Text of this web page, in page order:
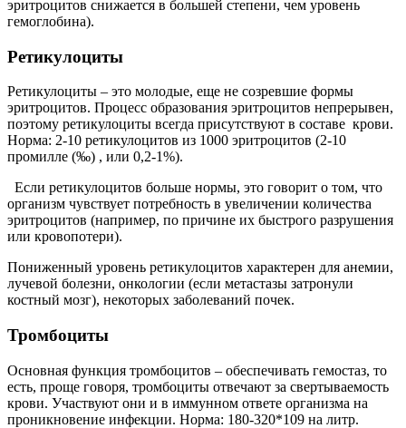
эритроцитов снижается в большей степени, чем уровень
гемоглобина).
Ретикулоциты
Ретикулоциты – это молодые, еще не созревшие формы
эритроцитов. Процесс образования эритроцитов непрерывен,
поэтому ретикулоциты всегда присутствуют в составе крови.
Норма: 2-10 ретикулоцитов из 1000 эритроцитов (2-10
промилле (‰) , или 0,2-1%).
Если ретикулоцитов больше нормы, это говорит о том, что
организм чувствует потребность в увеличении количества
эритроцитов (например, по причине их быстрого разрушения
или кровопотери).
Пониженный уровень ретикулоцитов характерен для анемии,
лучевой болезни, онкологии (если метастазы затронули
костный мозг), некоторых заболеваний почек.
Тромбоциты
Основная функция тромбоцитов – обеспечивать гемостаз, то
есть, проще говоря, тромбоциты отвечают за свертываемость
крови. Участвуют они и в иммунном ответе организма на
проникновение инфекции. Норма: 180-320*109 на литр.